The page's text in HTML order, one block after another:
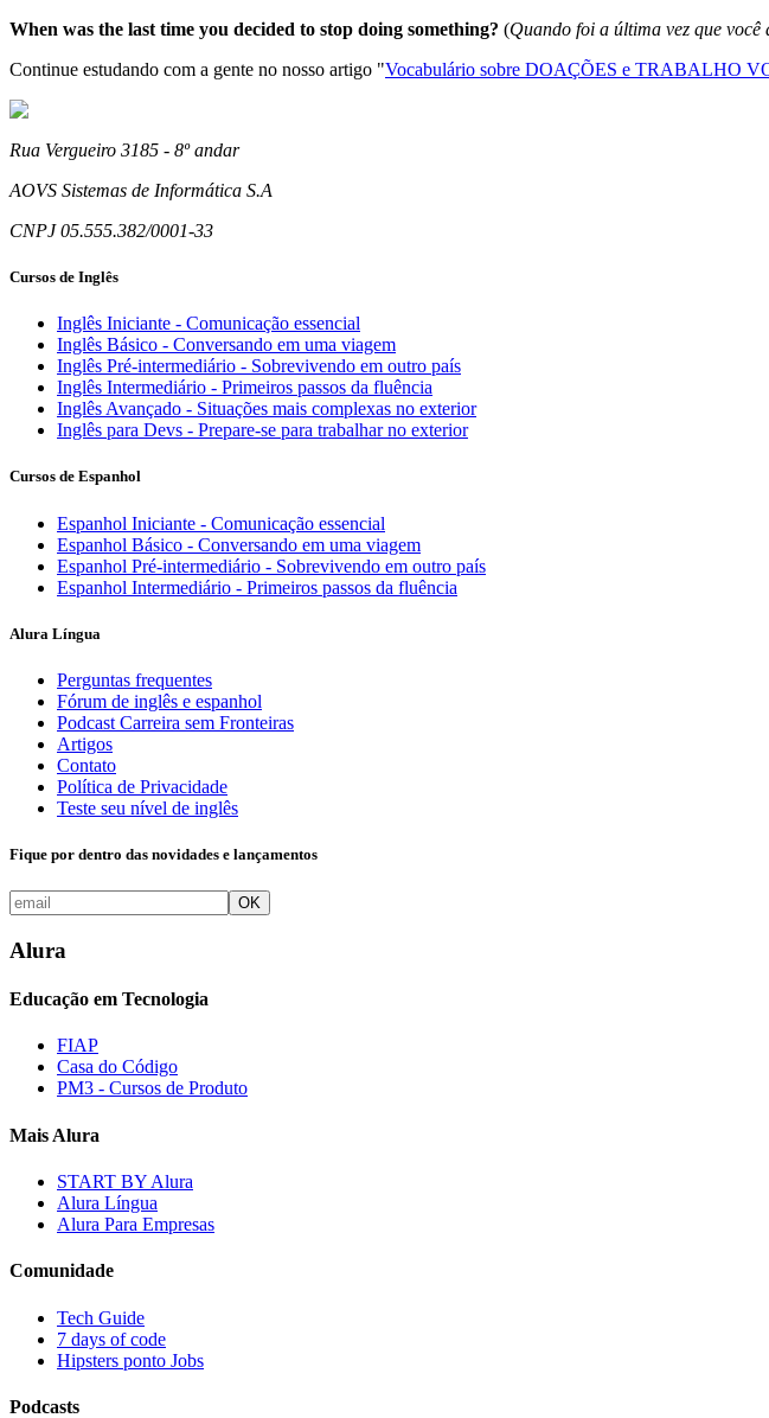
When was the last time you decided to stop doing something? (Quando foi a última vez que
Continue estudando com a gente no nosso artigo "Vocabulário sobre DOAÇÕES e TRABALHO
Rua Vergueiro 3185 - 8º andar
AOVS Sistemas de Informática S.A
CNPJ 05.555.382/0001-33
Cursos de Inglês
Inglês Iniciante - Comunicação essencial
Inglês Básico - Conversando em uma viagem
Inglês Pré-intermediário - Sobrevivendo em outro país
Inglês Intermediário - Primeiros passos da fluência
Inglês Avançado - Situações mais complexas no exterior
Inglês para Devs - Prepare-se para trabalhar no exterior
Cursos de Espanhol
Espanhol Iniciante - Comunicação essencial
Espanhol Básico - Conversando em uma viagem
Espanhol Pré-intermediário - Sobrevivendo em outro país
Espanhol Intermediário - Primeiros passos da fluência
Alura Língua
Perguntas frequentes
Fórum de inglês e espanhol
Podcast Carreira sem Fronteiras
Artigos
Contato
Política de Privacidade
Teste seu nível de inglês
Fique por dentro das novidades e lançamentos
OK
Alura
Educação em Tecnologia
FIAP
Casa do Código
PM3 - Cursos de Produto
Mais Alura
START BY Alura
Alura Língua
Alura Para Empresas
Comunidade
Tech Guide
7 days of code
Hipsters ponto Jobs
Podcasts